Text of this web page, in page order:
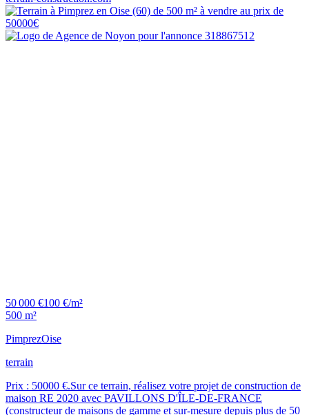
50 000 €100 €/m²
500 m²
PimprezOise
terrain
Prix : 50000 €.Sur ce terrain, réalisez votre projet de construction de
maison RE 2020 avec PAVILLONS D'ÎLE-DE-FRANCE
(constructeur de maisons de gamme et sur-mesure depuis plus de 50